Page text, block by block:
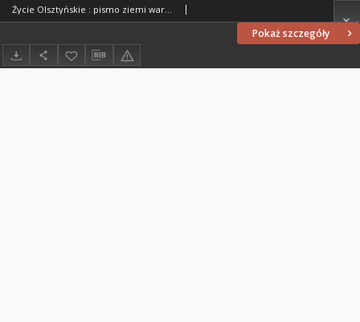
Pokaż szczegóły
Życie Olsztyńskie : pismo ziemi warmińsko-mazurskiej, 1954, nr 289